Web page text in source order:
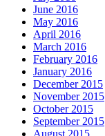
June 2016
May 2016
April 2016
March 2016
February 2016
January 2016
December 2015
November 2015
October 2015
September 2015
August 2015